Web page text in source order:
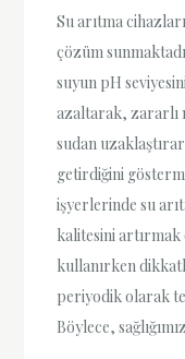
Su arıtma
çözüm
suyun pH
azaltarak, zararlı
sudan
getirdiğini
işyerlerinde su
kalitesini
kullanırken
periyodik olarak
Böylece,